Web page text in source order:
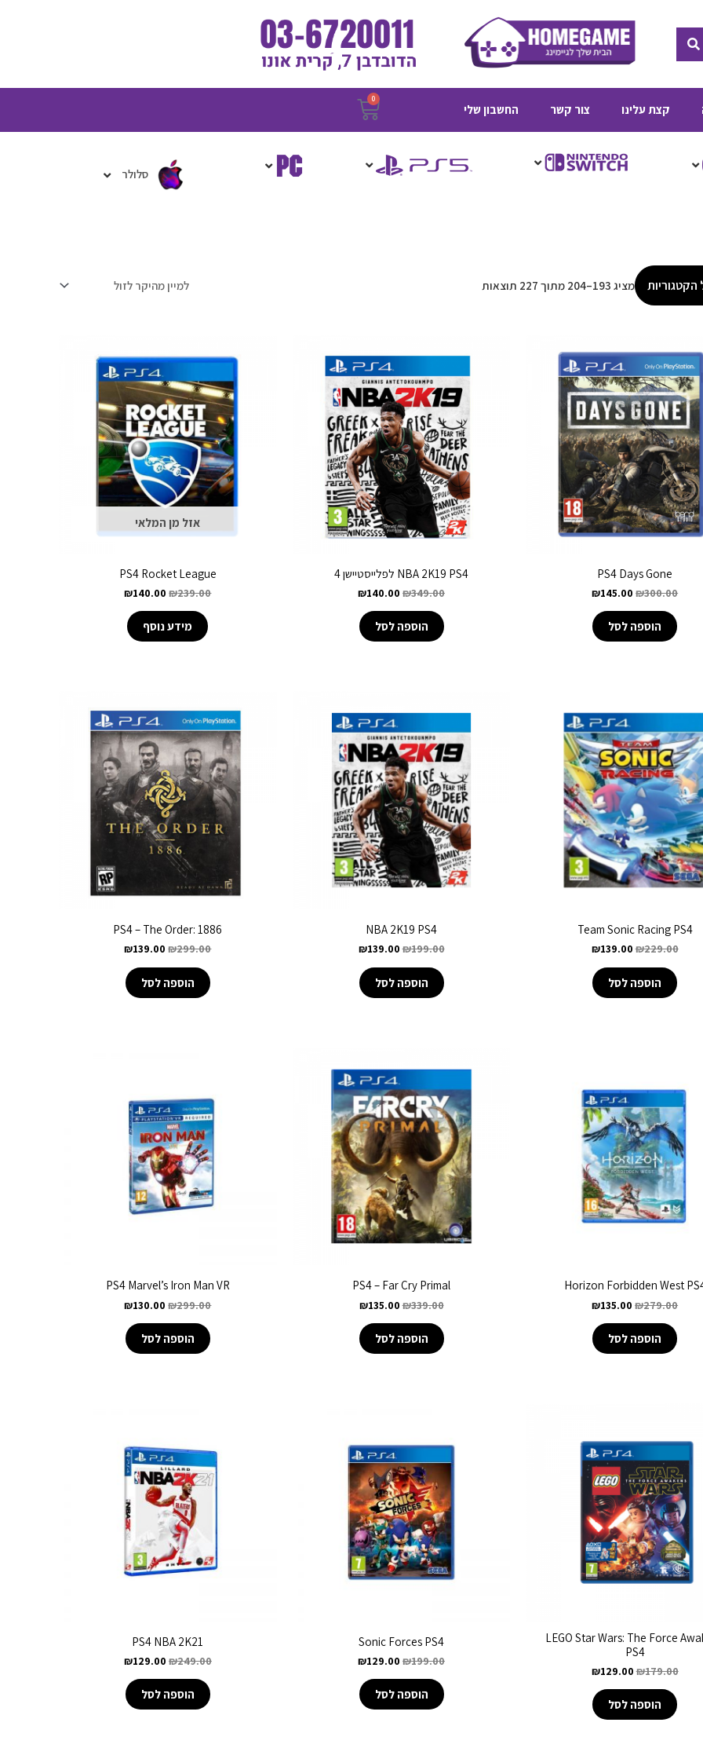
חיפוש
קצת עלינו צור קשר החשבון שלי
0 עגלת
קניות
סלולר
הקטגוריות מציג 193–204 מתוך 227 תוצאות
PS4 Days Gone
₪300.00
₪145.00
הוספה לסל
NBA 2K19 PS4 לפלייסטיישן 4
₪349.00
₪140.00
הוספה לסל
אזל מן המלאי
PS4 Rocket League
₪239.00
₪140.00
מידע נוסף
Team Sonic Racing PS4
₪229.00
₪139.00
הוספה לסל
NBA 2K19 PS4
₪199.00
₪139.00
הוספה לסל
PS4 – The Order: 1886
₪299.00
₪139.00
הוספה לסל
Horizon Forbidden West
₪279.00
₪135.00
הוספה לסל
PS4 – Far Cry Primal
₪339.00
₪135.00
הוספה לסל
PS4 Marvel’s Iron Man VR
₪299.00
₪130.00
הוספה לסל
LEGO Star Wars: The Force
PS4
₪179.00
₪129.00
הוספה לסל
Sonic Forces PS4
₪199.00
₪129.00
הוספה לסל
PS4 NBA 2K21
₪249.00
₪129.00
הוספה לסל